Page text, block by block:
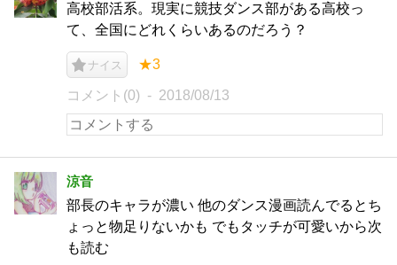
高校部活系。現実に競技ダンス部がある高校っ
て、全国にどれくらいあるのだろう？
ナイス ★3
コメント(0) 2018/08/13
涼音
部長のキャラが濃い 他のダンス漫画読んでるとち
ょっと物足りないかも でもタッチが可愛いから次
も読む